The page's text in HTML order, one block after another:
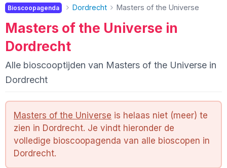
Bioscoopagenda Dordrecht Masters of the Universe
Masters of the Universe in
Dordrecht
Alle bioscooptijden van Masters of the Universe in
Dordrecht
Masters of the Universe is helaas niet (meer) te
zien in Dordrecht. Je vindt hieronder de
volledige bioscoopagenda van alle bioscopen in
Dordrecht.